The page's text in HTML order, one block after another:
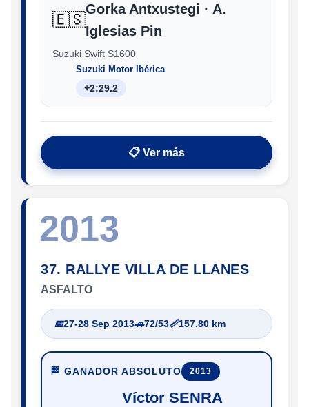
🇪🇸
Gorka Antxustegi · A.
Iglesias Pin
Suzuki Swift S1600
Suzuki Motor Ibérica
+2:29.2
📋 Ver más
2013
37. RALLYE VILLA DE LLANES
ASFALTO
📅27-28 Sep 2013🚗72/53📏157.80 km
🏁 GANADOR ABSOLUTO 2013
Víctor SENRA